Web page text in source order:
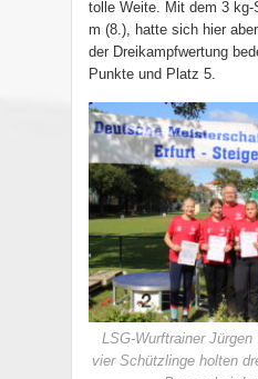
tolle Weite. Mit dem 3
m (8.), hatte sich hier
der Dreikampfwertung
Punkte und Platz 5.
LSG-Wurftrainer
vier Schützlinge holten